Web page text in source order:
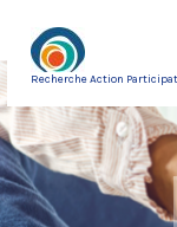
au
contenu
Recherche Action